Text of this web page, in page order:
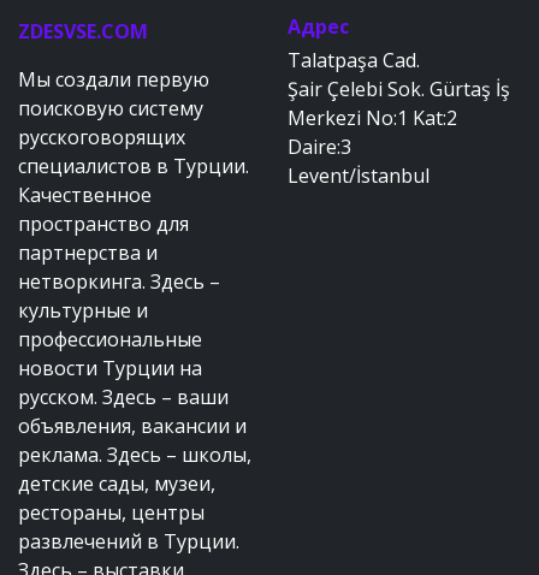
ZDESVSE.COM
Мы создали первую
поисковую систему
русскоговорящих
специалистов в Турции.
Качественное
пространство для
партнерства и
нетворкинга. Здесь –
культурные и
профессиональные
новости Турции на
русском. Здесь – ваши
объявления, вакансии и
реклама. Здесь – школы,
детские сады, музеи,
рестораны, центры
развлечений в Турции.
Адрес
Talatpaşa Cad.
Şair Çelebi Sok. Gürtaş İş
Merkezi No:1 Kat:2
Daire:3
Levent/İstanbul